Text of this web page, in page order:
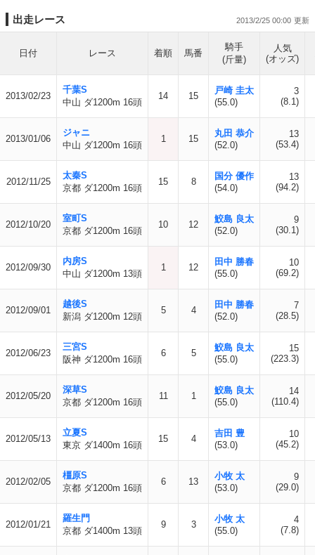
出走レース 2013/2/25 00:00
日付 レース 着順 馬番
騎手
(斤量)
人気
(オッズ)
2013/02/23
千葉S
中山 ダ1200m 16頭
14 15
戸崎 圭太
(55.0)
3
(8.1)
2013/01/06
ジャニ
中山 ダ1200m 16頭
1 15
丸田 恭介
(52.0)
13
(53.4)
2012/11/25
太秦S
京都 ダ1200m 16頭
15 8
国分 優作
(54.0)
13
(94.2)
2012/10/20
室町S
京都 ダ1200m 16頭
10 12
鮫島 良太
(52.0)
9
(30.1)
2012/09/30
内房S
中山 ダ1200m 13頭
1 12
田中 勝春
(55.0)
10
(69.2)
2012/09/01
越後S
新潟 ダ1200m 12頭
5 4
田中 勝春
(52.0)
7
(28.5)
2012/06/23
三宮S
阪神 ダ1200m 16頭
6 5
鮫島 良太
(55.0)
15
(223.3)
2012/05/20
深草S
京都 ダ1200m 16頭
11 1
鮫島 良太
(55.0)
14
(110.4)
2012/05/13
立夏S
東京 ダ1400m 16頭
15 4
吉田 豊
(53.0)
10
(45.2)
2012/02/05
橿原S
京都 ダ1200m 16頭
6 13
小牧 太
(53.0)
9
(29.0)
2012/01/21
羅生門
京都 ダ1400m 13頭
9 3
小牧 太
(55.0)
4
(7.8)